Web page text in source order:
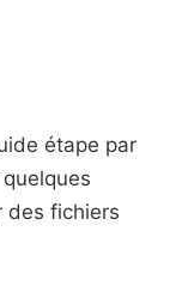
étape par
des fichiers